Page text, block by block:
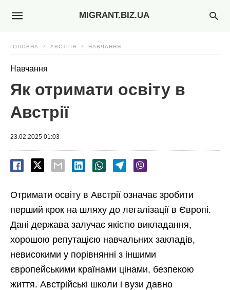
MIGRANT.BIZ.UA
ГОЛОВНА АВСТРІЯ НАВЧАННЯ
Навчання
Як отримати освіту в
Австрії
23.02.2025 01:03
Отримати освіту в Австрії означає зробити
перший крок на шляху до легалізації в Європі.
Дані держава залучає якістю викладання,
хорошою репутацією навчальних закладів,
невисокими у порівнянні з іншими
європейськими країнами цінами, безпекою
життя. Австрійські школи і вузи давно